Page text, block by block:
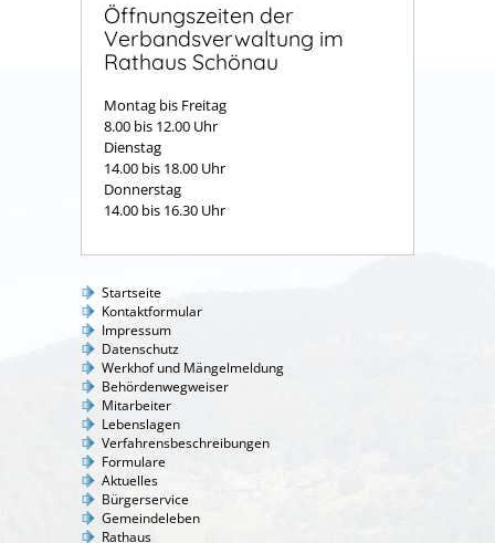
Öffnungszeiten der
Verbandsverwaltung im
Rathaus Schönau
Montag bis Freitag
8.00 bis 12.00 Uhr
Dienstag
14.00 bis 18.00 Uhr
Donnerstag
14.00 bis 16.30 Uhr
Startseite
Kontaktformular
Impressum
Datenschutz
Werkhof und Mängelmeldung
Behördenwegweiser
Mitarbeiter
Lebenslagen
Verfahrensbeschreibungen
Formulare
Aktuelles
Bürgerservice
Gemeindeleben
Rathaus